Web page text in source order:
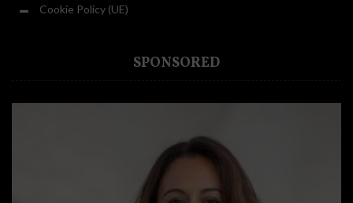
Cookie Policy (UE)
SPONSORED